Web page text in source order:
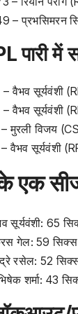
– प्रभसिमरन
पारी में
– वैभव सूर्यवंशी
– वैभव सूर्यवंशी
– मुरली विजय
– वैभव सूर्यवंशी
एक
सूर्यवंशी: 65
गेल: 59
रसेल: 52
शर्मा: 43